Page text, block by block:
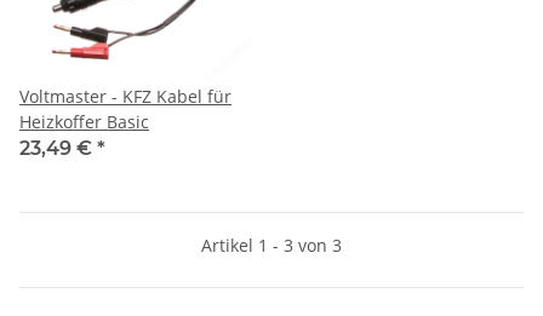
Voltmaster - KFZ Kabel für
Heizkoffer Basic
23,49 € *
Artikel 1 - 3 von 3